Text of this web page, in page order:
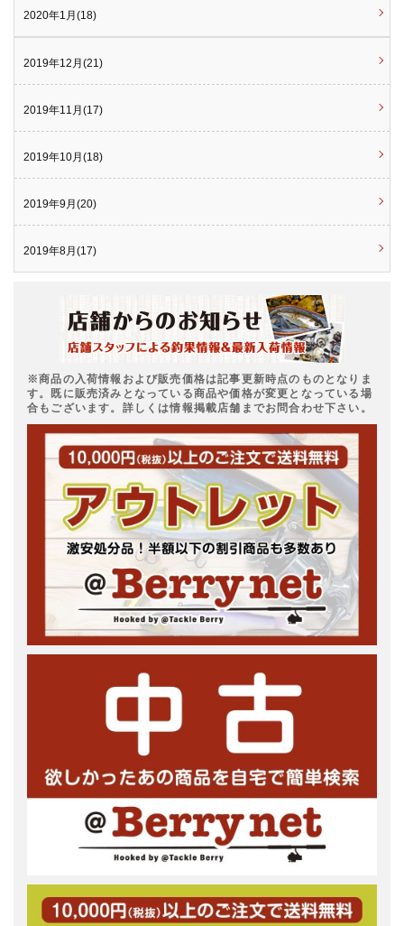
2020年1月(18)
2019年12月(21)
2019年11月(17)
2019年10月(18)
2019年9月(20)
2019年8月(17)
※商品の入荷情報および販売価格は記事更新時点のものとなりま
す。既に販売済みとなっている商品や価格が変更となっている場
合もございます。詳しくは情報掲載店舗までお問合わせ下さい。